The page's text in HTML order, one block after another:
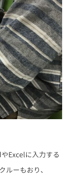
Excelに入力する
ルーもおり、